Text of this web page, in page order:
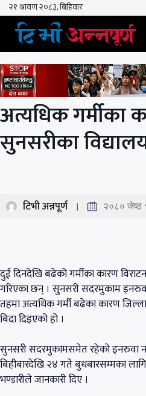
Skip
content
अत्यधिक गर्मीका
सुनसरीका
टिभी अन्नपूर्ण २०८० जेष्ठ
दुई दिनदेखि बढेको गर्मीका कारण
गरिएका छन् । सुनसरी सदरमुकाम
तहमा अत्यधिक गर्मी बढेका कारण
बिदा दिइएको हो ।
सुनसरी सदरमुकामसमेत रहेको इनरुवा
बिहीबारदेखि २४ गते बुधबारसम्मका
भण्डारीले जानकारी दिए ।